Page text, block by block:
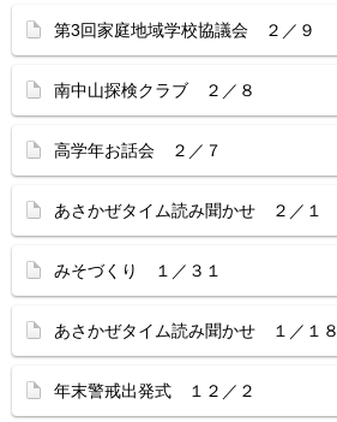
第3回家庭地域学校協議会 ２／９
南中山探検クラブ ２／８
高学年お話会 ２／７
あさかぜタイム読み聞かせ ２／１
みそづくり １／３１
あさかぜタイム読み聞かせ １／１８
年末警戒出発式 １２／２